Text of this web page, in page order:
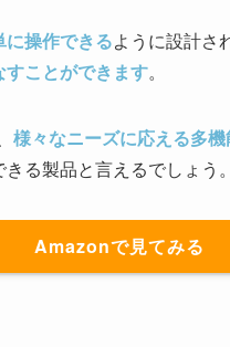
に操作できるように設計さ
ことができます。
様々なニーズに応える多
きる製品と言えるでしょう。
Amazonで見てみる